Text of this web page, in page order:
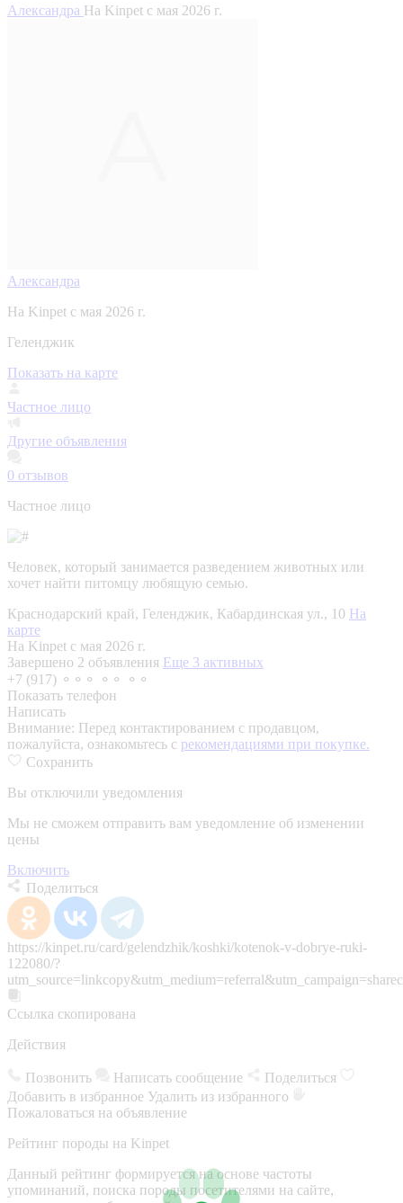
Александра На Kinpet c мая 2026 г.
Александра
На Kinpet c мая 2026 г.
Геленджик
Показать на карте
Частное лицо
Другие объявления
0 отзывов
Частное лицо
Человек, который занимается разведением животных или
хочет найти питомцу любящую семью.
Краснодарский край, Геленджик, Кабардинская ул., 10 На
карте
На Kinpet c мая 2026 г.
Завершено 2 объявления Еще 3 активных
+7 (917) ⚬⚬⚬ ⚬⚬ ⚬⚬
Показать телефон
Написать
Внимание: Перед контактированием с продавцом,
пожалуйста, ознакомьтесь с рекомендациями при покупке.
Сохранить
Вы отключили уведомления
Мы не сможем отправить вам уведомление об изменении
цены
Включить
Поделиться
https://kinpet.ru/card/gelendzhik/koshki/kotenok-v-dobrye-ruki-
122080/?
Ссылка скопирована
Действия
Позвонить Написать сообщение
Поделиться
Добавить в избранное Удалить из избранного
Пожаловаться на объявление
Рейтинг породы на Kinpet
Данный рейтинг формируется на основе частоты
упоминаний, поиска породы посетителями на сайте,